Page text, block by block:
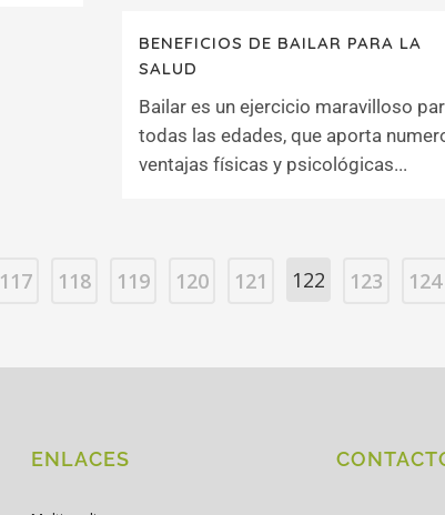
BENEFICIOS DE BAILAR PARA LA
SALUD
Bailar es un ejercicio maravilloso
todas las edades, que aporta
ventajas físicas y psicológicas...
117 118 119 120 121 122 123 124
ENLACES